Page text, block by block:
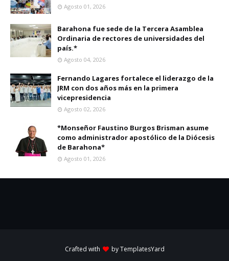
Agosto 01, 2026
Barahona fue sede de la Tercera Asamblea
Ordinaria de rectores de universidades del
país.*
Agosto 04, 2026
Fernando Lagares fortalece el liderazgo de la
JRM con dos años más en la primera
vicepresidencia
Agosto 02, 2026
*Monseñor Faustino Burgos Brisman asume
como administrador apostólico de la Diócesis
de Barahona*
Agosto 01, 2026
Crafted with byTemplatesYard